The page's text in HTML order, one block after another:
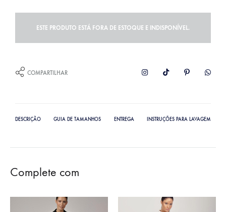
ESTE PRODUTO ESTÁ FORA DE ESTOQUE E INDISPONÍVEL.
COMPARTILHAR
DESCRIÇÃO GUIA DE TAMANHOS ENTREGA INSTRUÇÕES PARA LAVAGEM
Complete com